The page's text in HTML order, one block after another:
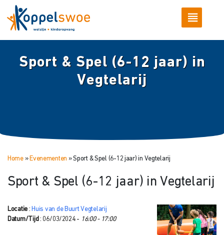
Sport & Spel (6-12 jaar) in
Vegtelarij
Home» Evenementen »Sport & Spel (6-12 jaar) in Vegtelarij
Sport & Spel (6-12 jaar) in Vegtelarij
Locatie : Huis van de Buurt Vegtelarij
Datum/Tijd : 06/03/2024 - 16:00 - 17:00